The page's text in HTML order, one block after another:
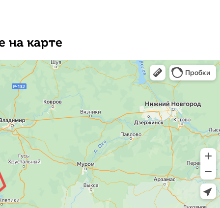
на карте